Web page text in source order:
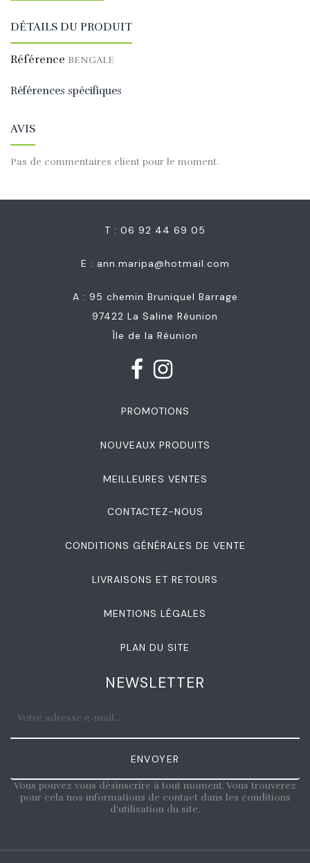
DÉTAILS DU PRODUIT
Référence BENGALE
Références spécifiques
AVIS
Pas de commentaires client pour le moment.
T : 06 92 44 69 05
E : ann.maripa@hotmail.com
A : 95 chemin Bruniquel Barrage
97422 La Saline Réunion
Île de la Réunion
PROMOTIONS
NOUVEAUX PRODUITS
MEILLEURES VENTES
CONTACTEZ-NOUS
CONDITIONS GÉNÉRALES DE VENTE
LIVRAISONS ET RETOURS
MENTIONS LÉGALES
PLAN DU SITE
NEWSLETTER
ENVOYER
Vous pouvez vous désinscrire à tout moment. Vous trouverez
pour cela nos informations de contact dans les conditions
d'utilisation du site.